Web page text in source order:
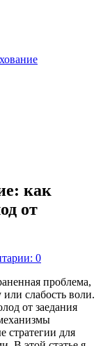
как
от
0
проблема,
слабость воли.
от заедания
стратегии для